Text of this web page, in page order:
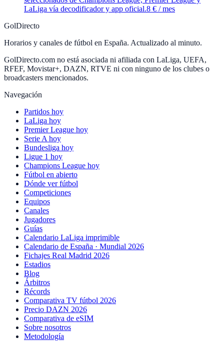
LaLiga vía decodificador y app oficial.8 € / mes
GolDirecto
Horarios y canales de fútbol en España. Actualizado al minuto.
GolDirecto.com no está asociada ni afiliada con LaLiga, UEFA,
RFEF, Movistar+, DAZN, RTVE ni con ninguno de los clubes o
broadcasters mencionados.
Navegación
Partidos hoy
LaLiga hoy
Premier League hoy
Serie A hoy
Bundesliga hoy
Ligue 1 hoy
Champions League hoy
Fútbol en abierto
Dónde ver fútbol
Competiciones
Equipos
Canales
Jugadores
Guías
Calendario LaLiga imprimible
Calendario de España · Mundial 2026
Fichajes Real Madrid 2026
Estadios
Blog
Árbitros
Récords
Comparativa TV fútbol 2026
Precio DAZN 2026
Comparativa de eSIM
Sobre nosotros
Metodología